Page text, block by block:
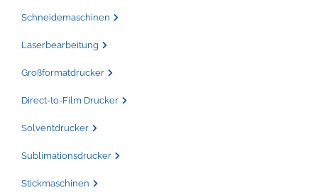
Schneidemaschinen
Laserbearbeitung
Großformatdrucker
Direct-to-Film Drucker
Solventdrucker
Sublimationsdrucker
Stickmaschinen